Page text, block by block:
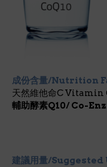
成份含量/Nutrition
天然維他命C
輔助酵素Q10/ Co-
建議用量/Suggested